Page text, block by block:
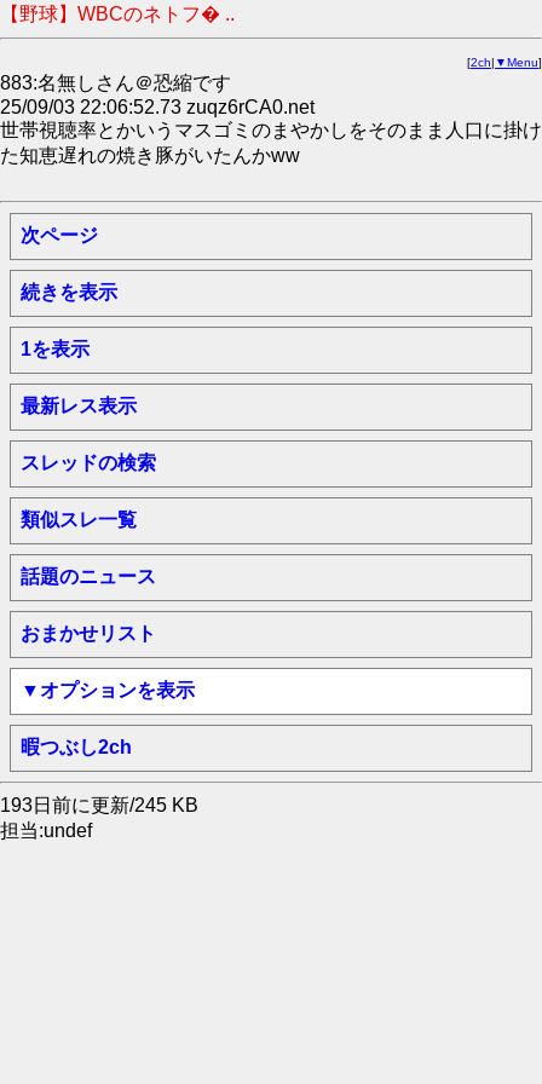
【野球】WBCのネトフ� ..
[2ch| ▼Menu]
883:名無しさん＠恐縮です
25/09/03 22:06:52.73 zuqz6rCA0.net
世帯視聴率とかいうマスゴミのまやかしをそのまま人口に掛け
た知恵遅れの焼き豚がいたんかww
次ページ
続きを表示
1を表示
最新レス表示
スレッドの検索
類似スレ一覧
話題のニュース
おまかせリスト
▼オプションを表示
暇つぶし2ch
193日前に更新/245 KB
担当:undef